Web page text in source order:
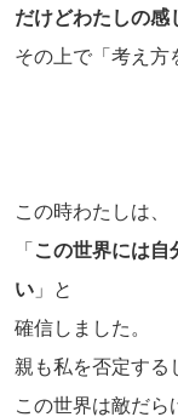
だけどわたしの感
その上で「考え方
この時わたしは、
「 この世界には自
い 」と
確信しました。
親も私を否定する
この世界は敵だら